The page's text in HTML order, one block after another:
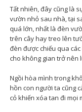
Tất nhiên, đây cũng là
vườn nhỏ sau nhà, tại
quá lớn, nhất là đèn
trên cây hay treo lên
đèn được chiếu qua
cho không gian trở nên
Ngồi hòa mình trong
hồn con người ta cũng
cỏ khiến xóa tan đi mọi